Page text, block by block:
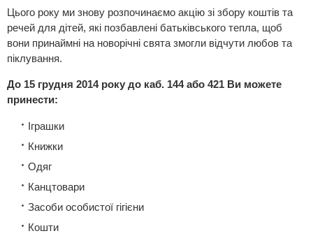
Цього року ми знову розпочинаємо акцію зі збору коштів та
речей для дітей, які позбавлені батьківського тепла, щоб
вони принаймні на новорічні свята змогли відчути любов та
піклування.
До 15 грудня 2014 року до каб. 144 або 421 Ви можете
принести:
Іграшки
Книжки
Одяг
Канцтовари
Засоби особистої гігієни
Кошти